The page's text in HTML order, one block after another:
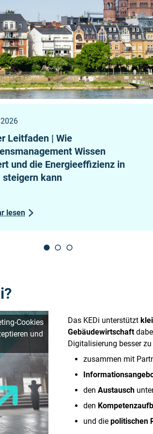
Leitfaden | Wie
Wissen
und die Energieeffizienz in
steigern kann
lesen
Cookies
und
Das KEDi unterstützt
Gebäudewirtschaft
Digitalisierung besser
zusammen mit
den Austausch
den
und die politischen